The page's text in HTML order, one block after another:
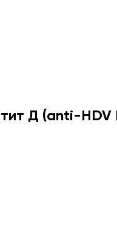
Д (anti-HDV